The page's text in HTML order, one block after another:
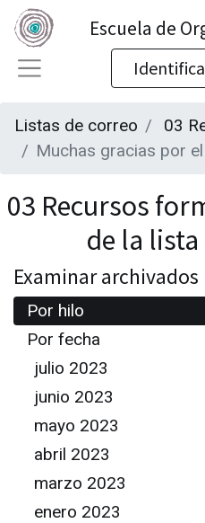
Escuela de
Listas de correo
03
Muchas gracias por el
03 Recursos
de la
Examinar archivados
Por hilo
Por fecha
julio 2023
junio 2023
mayo 2023
abril 2023
marzo 2023
enero 2023